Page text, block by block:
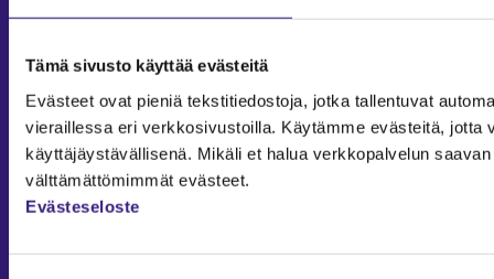
Tämä sivusto käyttää evästeitä
Evästeet ovat pieniä tekstitiedostoja, jotka tallentuvat
vieraillessa eri verkkosivustoilla. Käytämme evästeitä, jotta
käyttäjäystävällisenä. Mikäli et halua verkkopalvelun
välttämättömimmät evästeet.
Evästeseloste
Liiketoiminta
Julkishallinto
Yritysvastuu
Tilintarkastus
Työ ja ura
YLEISET TIEDOT
Tilaa Tilisanomat